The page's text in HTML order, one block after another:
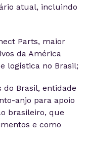
atual, incluindo
Parts, maior
da América
logística no Brasil;
do Brasil, entidade
anjo para apoio
brasileiro, que
e como